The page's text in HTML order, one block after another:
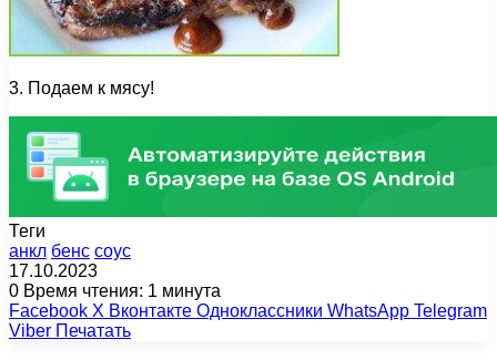
3. Подаем к мясу!
Теги
анкл бенс соус
17.10.2023
0 Время чтения: 1 минута
Facebook X Вконтакте Одноклассники WhatsApp Telegram
Viber Печатать